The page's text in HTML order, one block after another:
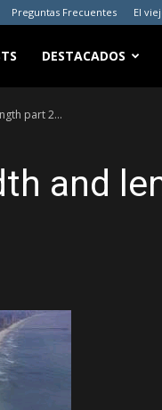
Preguntas Frecuentes El
DESTACADOS
part 2…
and